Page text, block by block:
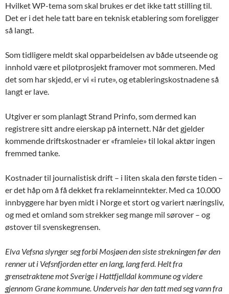
Hvilket WP-tema som skal brukes er det ikke tatt stilling til.
Det er i det hele tatt bare en teknisk etablering som foreligger
så langt.
Som tidligere meldt skal opparbeidelsen av både utseende og
innhold være et pilotprosjekt framover mot sommeren. Med
det som har skjedd, er vi «i rute», og etableringskostnadene så
langt er lave.
Utgiver er som planlagt Strand Prinfo, som dermed kan
registrere sitt andre eierskap på internett. Når det gjelder
kommende driftskostnader er «framleie» til lokal aktør ingen
fremmed tanke.
Kostnader til journalistisk drift – i liten skala den første tiden –
er det håp om å få dekket fra reklameinntekter. Med ca 10.000
innbyggere har byen midt i Norge et stort og variert næringsliv,
og med et omland som strekker seg mange mil sørover – og
østover til svenskegrensen.
Elva Vefsna slynger seg forbi Mosjøen den siste strekningen før den
renner ut i Vefsnfjorden etter en lang, lang ferd. Helt fra
grensetraktene mot Sverige i Hattfjelldal kommune og videre
gjennom Grane kommune. Underveis har den tatt med seg vann fra